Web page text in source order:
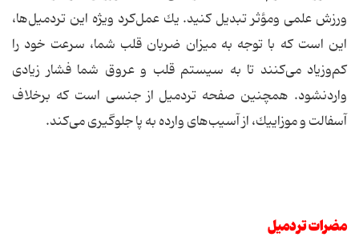
ورزش علمی ومؤثر تبدیل كنید. یك عمل‌كرد ویژه این تردمیل‌ها،
این است كه با توجه به میزان ضربان قلب شما، سرعت خود را
كم‌وزیاد می‌كنند تا به سیستم قلب و عروق شما فشار زیادی
واردنشود. همچنین صفحه تردمیل از جنسی است كه برخلاف
آسفالت و موزاییك، از آسیب‌های وارده به پا جلوگیری می‌كند.
مضرات تردمیل